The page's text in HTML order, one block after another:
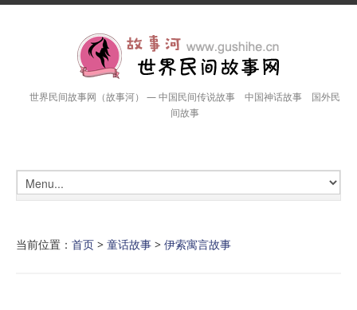
世界民间故事网（故事河） — 中国民间传说故事 中国神话故事 国外民
间故事
当前位置： 首页 > 童话故事 > 伊索寓言故事